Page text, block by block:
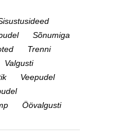
Sõnumiga
Trenni
Valgusti
Veepudel
Öövalgusti